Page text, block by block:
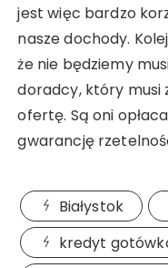
jest więc bardzo
nasze dochody.
że nie będziemy
doradcy, który musi
ofertę. Są oni
gwarancję
Białystok
kredyt